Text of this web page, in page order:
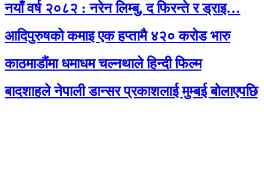
नयाँ वर्ष २०८२ : नरेन लिम्बु, द फिरन्ते र ड्राइ…
आदिपुरुषको कमाइ एक हप्तामै ४२० करोड भारु
काठमाडौंमा धमाधम चल्नथाले हिन्दी फिल्म
बादशाहले नेपाली डान्सर प्रकाशलाई मुम्बई बोलाएपछि